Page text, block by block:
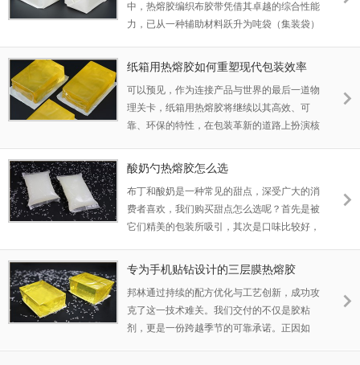
中，热熔胶编织布胶带凭借其卓越的综合性能
力，已从一种辅助材料跃升为吨袋（集装袋）
在理论上具备优势，更在实际大规模生产中解
产效率的重要纽带。
纸箱用热熔胶如何重塑现代包装效率
可以预见，作为连接产品与世界的最后一道物
理关卡，纸箱用热熔胶将继续以其高效、可
靠、环保的特性，在包装革新的道路上扮演核
的进化。
酸奶勺热熔胶怎么选
布丁和酸奶是一种常见的甜点，深受广大的消
费者喜欢，我们购买甜点怎么选呢？首先是被
它们精美的包装所吸引，其次是口味比较好，
如果包装不够完整大家肯定不会购买的。就像
是掉勺的，那么酸奶也卖不好。
专为手机贴钻设计的三层膜热熔胶
邦林通过持续的配方优化与工艺创新，成功攻
克了这一技术难关。我们交付的不仅是胶粘
剂，更是一份跨越季节的可靠承诺。正因如